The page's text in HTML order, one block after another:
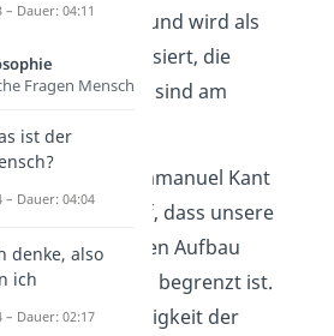
wurde und wird als
stark kritisiert, die
Kritikpunkte sind am
verbreitet:
Kritik
Immanuel Kant
die These auf, dass unsere
durch den Aufbau
Verstandes begrenzt ist.
zweifelt die Fähigkeit der
– Dauer: 04:11
Fragen Mensch
ist der
– Dauer: 04:04
denke, also
ich
– Dauer: 02:17